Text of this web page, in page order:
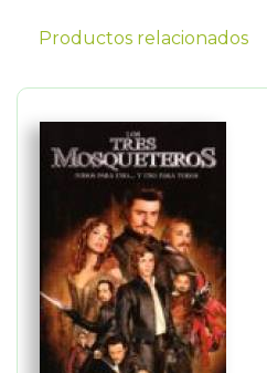
Productos relacionados